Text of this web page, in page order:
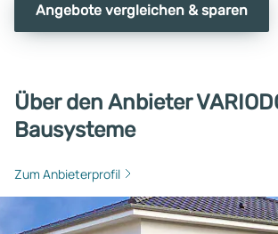
Angebote vergleichen & sparen
Über den Anbieter
Bausysteme
Zum Anbieterprofil